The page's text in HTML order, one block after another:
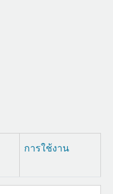
การใช้งาน